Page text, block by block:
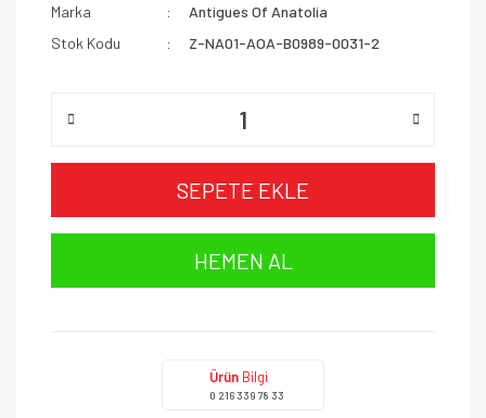
Marka
Antigues Of Anatolia
Stok Kodu
Z-NA01-AOA-B0989-0031-2
SEPETE EKLE
HEMEN AL
Ürün Bilgi
0 216 339 78 33